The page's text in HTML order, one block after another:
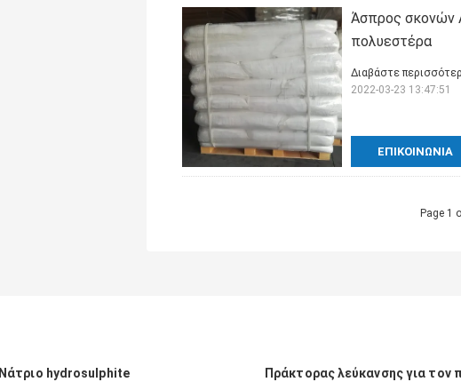
Άσπρος σκονών
πολυεστέρα
ΕΠΙΚΟΙΝΩΝΊΑ
Διαβάστε
2022-03-23 13:47:51
Page 1
Νάτριο hydrosulphite
Πράκτορας λεύκανσης για τον